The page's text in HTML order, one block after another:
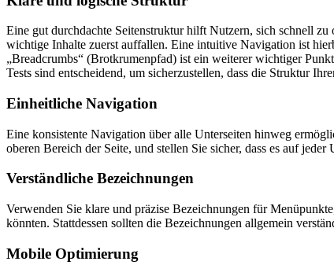
Eine gut durchdachte Seitenstruktur hilft Nutzern, sich schnell
wichtige Inhalte zuerst auffallen. Eine intuitive Navigation ist
„Breadcrumbs“ (Brotkrumenpfad) ist ein weiterer wichtiger
Tests sind entscheidend, um sicherzustellen, dass die Struktur
Einheitliche Navigation
Eine konsistente Navigation über alle Unterseiten hinweg
oberen Bereich der Seite, und stellen Sie sicher, dass es auf
Verständliche Bezeichnungen
Verwenden Sie klare und präzise Bezeichnungen für
könnten. Stattdessen sollten die Bezeichnungen allgemein
Mobile Optimierung